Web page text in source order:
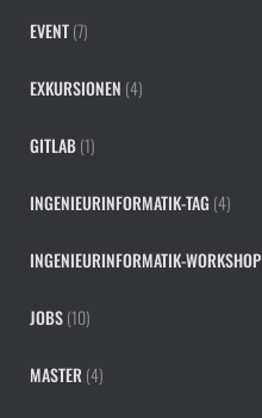
EVENT(7)
EXKURSIONEN (4)
GITLAB(1)
INGENIEURINFORMATIK-TAG (4)
INGENIEURINFORMATIK-WORKSHOP
JOBS(10)
MASTER (4)